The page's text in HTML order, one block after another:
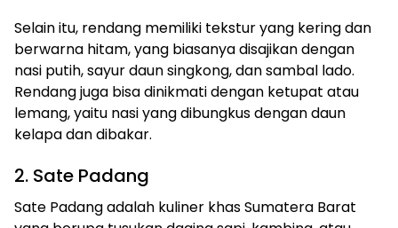
Selain itu, rendang memiliki tekstur yang kering dan
berwarna hitam, yang biasanya disajikan dengan
nasi putih, sayur daun singkong, dan sambal lado.
Rendang juga bisa dinikmati dengan ketupat atau
lemang, yaitu nasi yang dibungkus dengan daun
kelapa dan dibakar.
2. Sate Padang
Sate Padang adalah kuliner khas Sumatera Barat